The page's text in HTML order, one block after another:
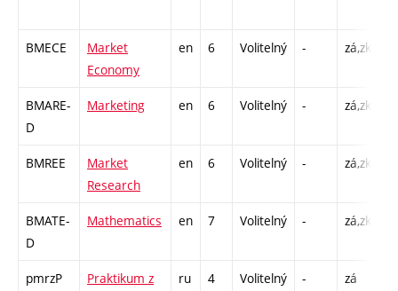
BMECE
Market
Economy
en 6 Volitelný - zá,zk
BMARE-
D
Marketing en 6 Volitelný - zá,zk
BMREE
Market
Research
en 6 Volitelný - zá,zk
BMATE-
D
Mathematics en 7 Volitelný - zá,zk
pmrzP
Praktikum z
ru 4 Volitelný - zá